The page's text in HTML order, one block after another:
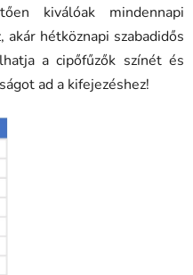
kiválóak mindennapi
hétköznapi szabadidős
a cipőfűzők színét és
ad a kifejezéshez!